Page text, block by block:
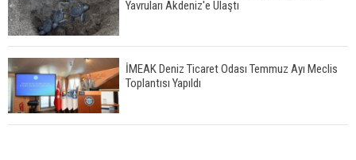
Yavruları Akdeniz'e Ulaştı
İMEAK Deniz Ticaret Odası Temmuz Ayı Meclis
Toplantısı Yapıldı